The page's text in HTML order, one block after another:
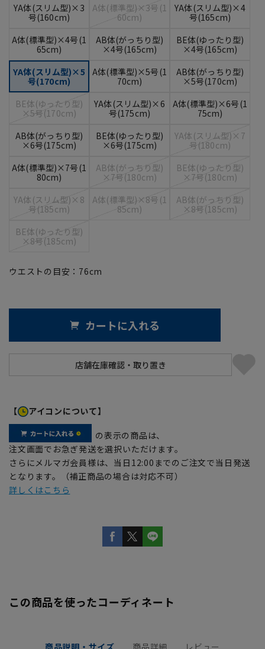
YA体(スリム型)×3
号(160cm)
A体(標準型)×3号(1
60cm)
YA体(スリム型)×4
号(165cm)
A体(標準型)×4号(1
65cm)
AB体(がっちり型)
×4号(165cm)
BE体(ゆったり型)
×4号(165cm)
YA体(スリム型)×5
号(170cm)
A体(標準型)×5号(1
70cm)
AB体(がっちり型)
×5号(170cm)
BE体(ゆったり型)
×5号(170cm)
YA体(スリム型)×6
号(175cm)
A体(標準型)×6号(1
75cm)
AB体(がっちり型)
×6号(175cm)
BE体(ゆったり型)
×6号(175cm)
YA体(スリム型)×7
号(180cm)
A体(標準型)×7号(1
80cm)
AB体(がっちり型)
×7号(180cm)
BE体(ゆったり型)
×7号(180cm)
YA体(スリム型)×8
号(185cm)
A体(標準型)×8号(1
85cm)
AB体(がっちり型)
×8号(185cm)
BE体(ゆったり型)
×8号(185cm)
ウエストの目安： 76cm
カートに入れる
【 アイコンについて】
の表示の商品は、
注文画面でお急ぎ発送を選択いただけます。
さらにメルマガ会員様は、当日12:00までのご注文で当日発送
となります。（補正商品の場合は対応不可）
詳しくはこちら
この商品を使ったコーディネート
商品説明・サイズ 商品詳細 レビュー